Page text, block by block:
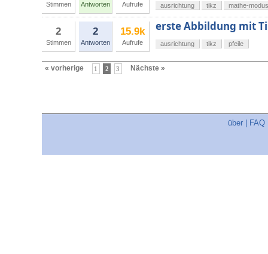
Stimmen Antworten Aufrufe ausrichtung tikz mathe-modus
2
Stimmen
2
Antworten
15.9k
Aufrufe
erste Abbildung mit
ausrichtung tikz pfeile
« vorherige 1 2 3 Nächste »
über FAQ